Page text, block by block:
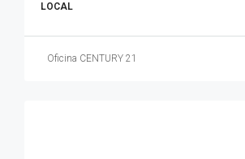
LOCAL
Oficina CENTURY 21